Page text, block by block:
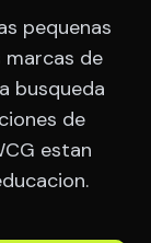
pequenas
marcas de
busqueda
de
estan